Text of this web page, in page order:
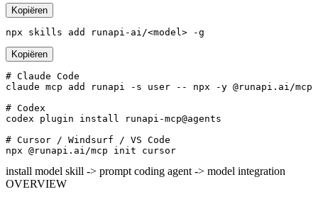
Kopiëren
npx skills add runapi-ai/<model> -g
Kopiëren
# Claude Code
claude mcp add runapi -s user -- npx -y @runapi.ai/mcp
# Codex
codex plugin install runapi-mcp@agents
# Cursor / Windsurf / VS Code
npx @runapi.ai/mcp init cursor
install model skill -> prompt coding agent -> model integration
OVERVIEW